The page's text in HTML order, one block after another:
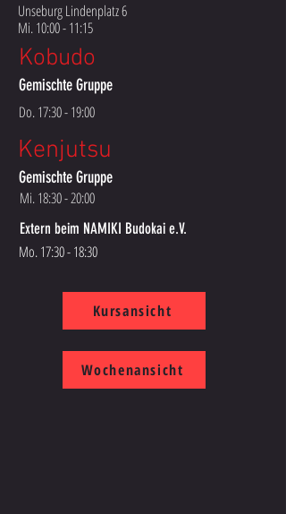
Unseburg Lindenplatz 6
Mi. 10:00 - 11:15
Kobudo
Gemischte Gruppe
Do. 17:30 - 19:00
Kenjutsu
Gemischte Gruppe
Mi. 18:30 - 20:00
Extern beim NAMIKI Budokai e.V.
Mo. 17:30 - 18:30
Kursansicht
Wochenansicht